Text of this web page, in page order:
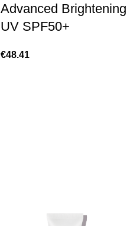
Advanced Brightening
UV SPF50+
€48.41